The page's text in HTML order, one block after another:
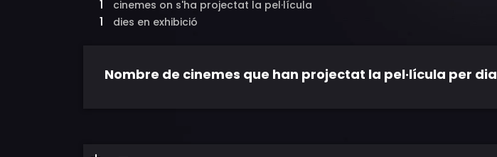
1
cinemes on s'ha projectat la pel·lícula
1 dies en exhibició
Nombre de cinemes que han projectat la pel·lícula per dia